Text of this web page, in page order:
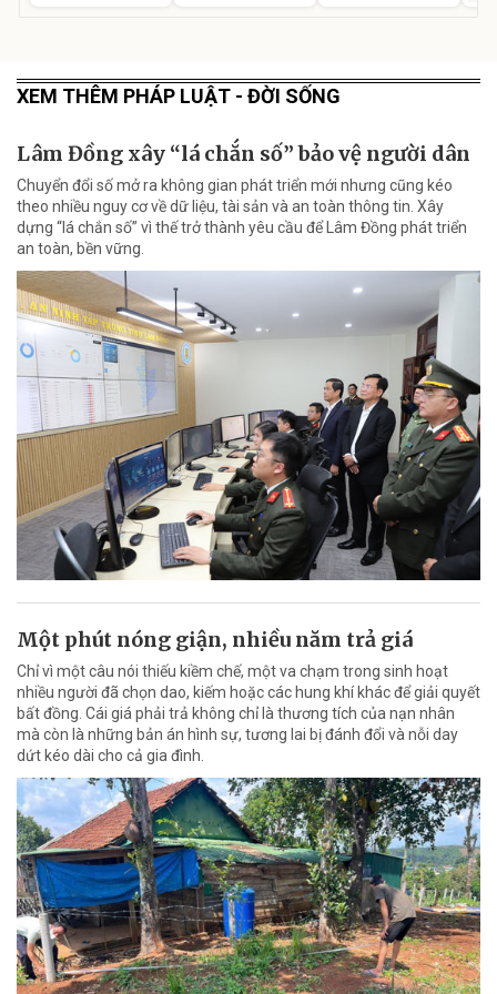
XEM THÊM PHÁP LUẬT - ĐỜI SỐNG
Lâm Đồng xây “lá chắn số” bảo vệ người dân
Chuyển đổi số mở ra không gian phát triển mới nhưng cũng kéo
theo nhiều nguy cơ về dữ liệu, tài sản và an toàn thông tin. Xây
dựng “lá chắn số” vì thế trở thành yêu cầu để Lâm Đồng phát triển
an toàn, bền vững.
Một phút nóng giận, nhiều năm trả giá
Chỉ vì một câu nói thiếu kiềm chế, một va chạm trong sinh hoạt
nhiều người đã chọn dao, kiếm hoặc các hung khí khác để giải quyết
bất đồng. Cái giá phải trả không chỉ là thương tích của nạn nhân
mà còn là những bản án hình sự, tương lai bị đánh đổi và nỗi day
dứt kéo dài cho cả gia đình.